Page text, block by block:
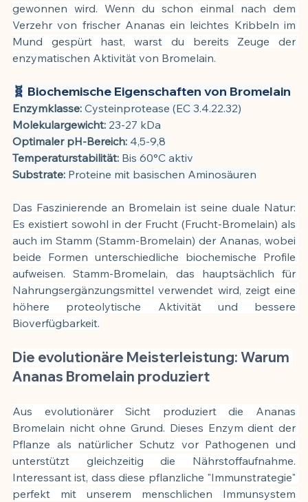
gewonnen wird. Wenn du schon einmal nach dem
Verzehr von frischer Ananas ein leichtes Kribbeln im
Mund gespürt hast, warst du bereits Zeuge der
enzymatischen Aktivität von Bromelain.
🧬 Biochemische Eigenschaften von Bromelain
Enzymklasse: Cysteinprotease (EC 3.4.22.32)
Molekulargewicht: 23-27 kDa
Optimaler pH-Bereich: 4,5-9,8
Temperaturstabilität: Bis 60°C aktiv
Substrate: Proteine mit basischen Aminosäuren
Das Faszinierende an Bromelain ist seine duale Natur:
Es existiert sowohl in der Frucht (Frucht-Bromelain) als
auch im Stamm (Stamm-Bromelain) der Ananas, wobei
beide Formen unterschiedliche biochemische Profile
aufweisen. Stamm-Bromelain, das hauptsächlich für
Nahrungsergänzungsmittel verwendet wird, zeigt eine
höhere proteolytische Aktivität und bessere
Bioverfügbarkeit.
Die evolutionäre Meisterleistung: Warum
Ananas Bromelain produziert
Aus evolutionärer Sicht produziert die Ananas
Bromelain nicht ohne Grund. Dieses Enzym dient der
Pflanze als natürlicher Schutz vor Pathogenen und
unterstützt gleichzeitig die Nährstoffaufnahme.
Interessant ist, dass diese pflanzliche "Immunstrategie"
perfekt mit unserem menschlichen Immunsystem